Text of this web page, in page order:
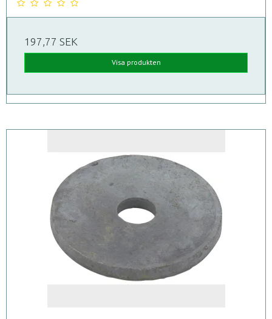
197,77 SEK
Visa produkten